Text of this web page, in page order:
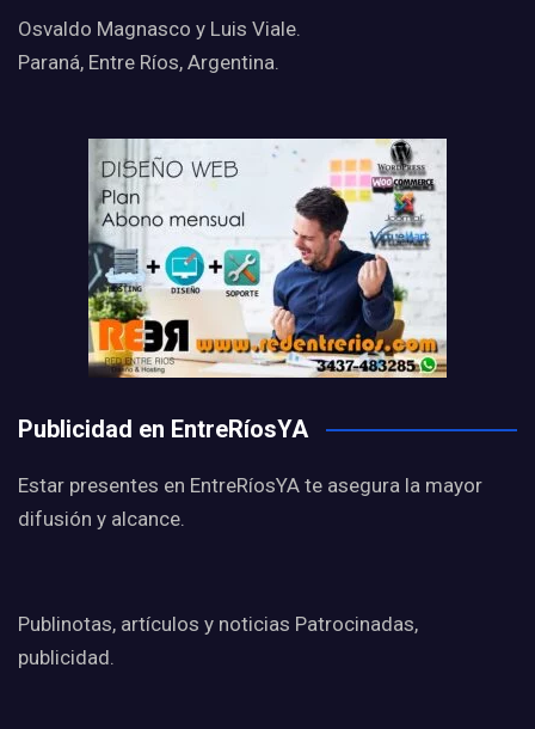
Osvaldo Magnasco y Luis Viale.
Paraná, Entre Ríos, Argentina.
Publicidad en EntreRíosYA
Estar presentes en EntreRíosYA te asegura la mayor
difusión y alcance.
Publinotas, artículos y noticias Patrocinadas,
publicidad.